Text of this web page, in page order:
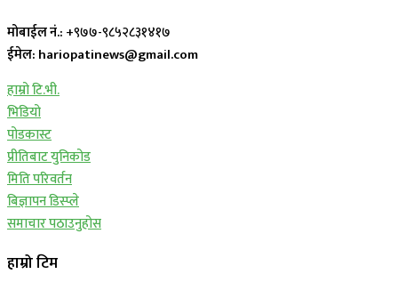
मोबाईल नं.: +९७७-९८५२८३१४१७
ईमेल: hariopatinews@gmail.com
हाम्रो टि.भी.
भिडियो
पोडकास्ट
प्रीतिबाट युनिकोड
मिति परिवर्तन
बिज्ञापन डिस्प्ले
समाचार पठाउनुहोस
हाम्रो टिम